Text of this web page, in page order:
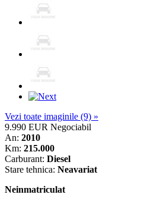
Vezi toate imaginile (9) »
9.990 EUR Negociabil
An: 2010
Km: 215.000
Carburant: Diesel
Stare tehnica: Neavariat
Neinmatriculat